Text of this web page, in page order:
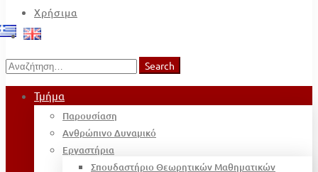
Χρήσιμα
Search
for:
Search
Τμήμα
Παρουσίαση
Ανθρώπινο Δυναμικό
Εργαστήρια
Σπουδαστήριο Θεωρητικών Μαθηματικών